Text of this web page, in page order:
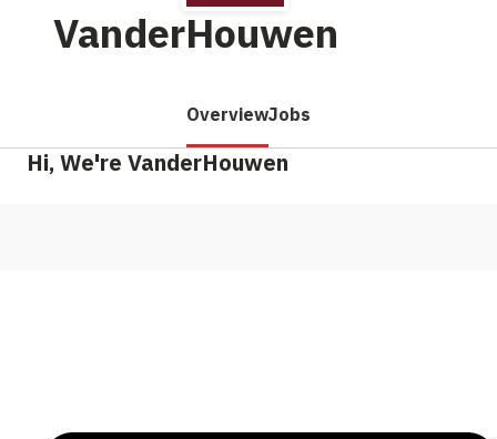
VanderHouwen
OverviewJobs
Hi, We're VanderHouwen